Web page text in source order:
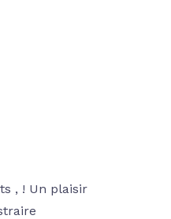
, ! Un plaisir